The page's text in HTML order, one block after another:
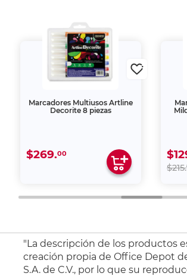
Marcadores Multiusos Artline
Decorite 8 piezas
$269.00
$215.
"La descripción de los productos
creación propia de Office Depot
S.A. de C.V., por lo que su